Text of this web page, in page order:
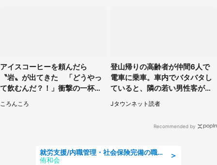
アイスコーヒーを頼んだら
〝岩〟が出てきた 「どうやっ
て飲むんだ？！」衝撃の一杯が
ころんころ
登山帰りの高齢者が仲間6人で
電車に乗車。車内でバタバタし
ていると、隣の若い男性客が
（神奈川県・70代女性）
Jタウンネット読者
Recommended by
＞
就労支援/内職管理・社会保険完備の職場で生活支援員
侑和会